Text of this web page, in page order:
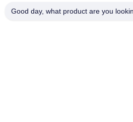
Good day, what product are you